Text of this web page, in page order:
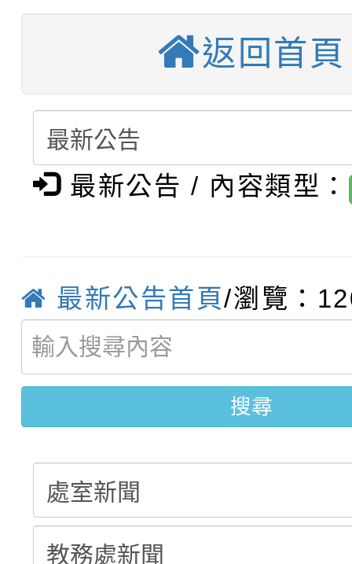
結果(第11招)
學年度第1學期第9次代
結果(第3招)
【甄選結果(第4招)】
學年度第1學期第9次
結果(第4招)
【甄選結果(第12招)】
學年度第1學期第7次代
結果(第12招)
轉知：桃園市115學年
賽及師生本土語及新住
賽實施要點
轉知：「桃園市115學
比賽實施要點」
轉知：「115年金融知
畫影片一案
劇比賽實施要點」及修
表
轉知：桃園市115年度
敬師藝文競賽』實施計
【甄選結果(第11招)】
學年度第1學期第7次
【甄選結果(第3招)】
結果(第3招)
返回首頁
最新公告 / 內容類型：
最新公告首頁/瀏覽：
搜尋